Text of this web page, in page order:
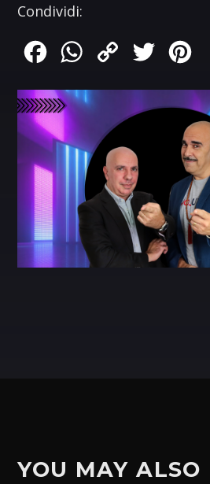
Condividi:
FacebookWhatsApp
Copy
Twitter
YOU MAY ALSO